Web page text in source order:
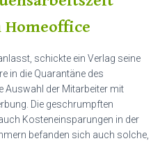
schickte ein Verlag seine
in die Quarantäne des
Auswahl der Mitarbeiter mit
Die geschrumpften
Kosteneinsparungen in der
befanden sich auch solche,